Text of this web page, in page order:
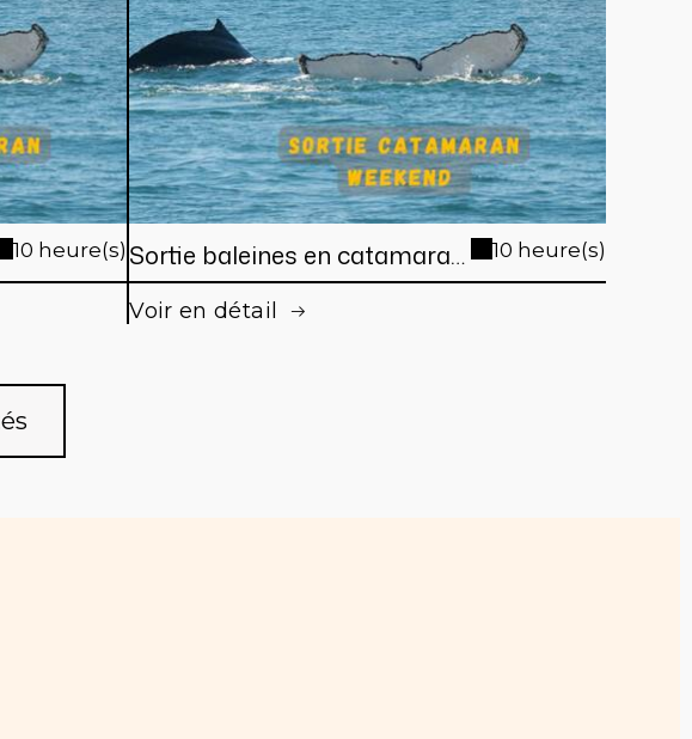
10 heure(s) Sortie baleines en catamaran
de Nouméa (en week end et
jours fériés )
10 heure(s)
Voir en détail